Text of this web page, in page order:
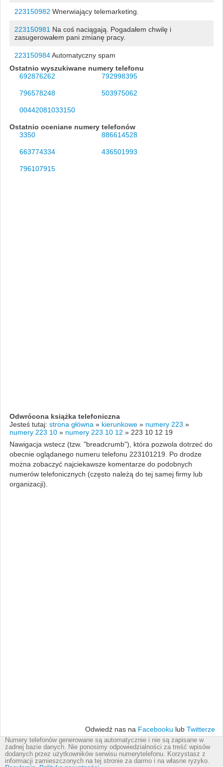
223150982 Wnerwiający telemarketing.
223150981 Na coś naciągają. Pogadałem chwilę i
zasugerowałem pani zmianę pracy.
223150984Automatyczny spam
Ostatnio wyszukiwane numery telefonu
692876262
792998395
796578248 503975062
00442081033150
Ostatnio oceniane numery telefonów
3350
886614528
663774334 436501993
796107915
Odwrócona książka telefoniczna
Jesteś tutaj: strona główna » kierunkowe » numery 223 »
numery 223 10 » numery 223 10 12 » 223 10 12 19
Nawigacja wstecz (tzw. "breadcrumb"), która pozwola dotrzeć do
obecnie oglądanego numeru telefonu 223101219. Po drodze
można zobaczyć najciekawsze komentarze do podobnych
numerów telefonicznych (często należą do tej samej firmy lub
organizacji).
Odwiedź nas na Facebooku lub Twitterze
Numery telefonów generowane są automatycznie i nie są zapisane w
żadnej bazie danych. Nie ponosimy odpowiedzialności za treść wpisów
dodanych przez użytkowników serwisu numerytelefonu. Korzystasz z
informacji zamieszczonych na tej stronie za darmo i na własne ryzyko.